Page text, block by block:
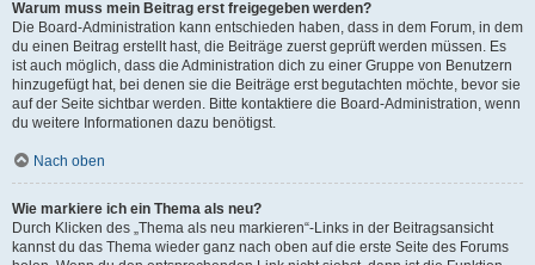
Warum muss mein Beitrag erst freigegeben werden?
Die Board-Administration kann entschieden haben, dass in dem Forum, in dem
du einen Beitrag erstellt hast, die Beiträge zuerst geprüft werden müssen. Es
ist auch möglich, dass die Administration dich zu einer Gruppe von Benutzern
hinzugefügt hat, bei denen sie die Beiträge erst begutachten möchte, bevor sie
auf der Seite sichtbar werden. Bitte kontaktiere die Board-Administration, wenn
du weitere Informationen dazu benötigst.
Nach oben
Wie markiere ich ein Thema als neu?
Durch Klicken des „Thema als neu markieren“-Links in der Beitragsansicht
kannst du das Thema wieder ganz nach oben auf die erste Seite des Forums